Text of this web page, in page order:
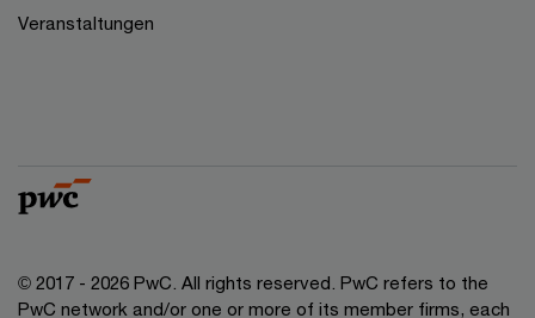
Veranstaltungen
© 2017 - 2026 PwC. All rights reserved. PwC refers to the
PwC network and/or one or more of its member firms, each